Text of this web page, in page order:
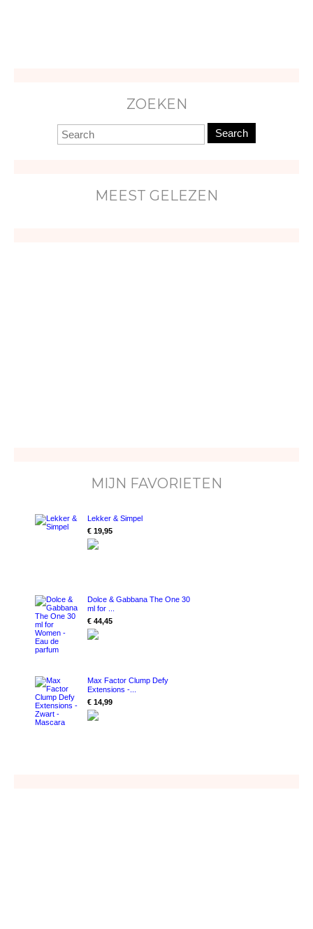
ZOEKEN
Search
MEEST GELEZEN
MIJN FAVORIETEN
Lekker & Simpel
€ 19,95
Dolce & Gabbana The One 30
ml for ...
€ 44,45
Max Factor Clump Defy
Extensions -...
€ 14,99